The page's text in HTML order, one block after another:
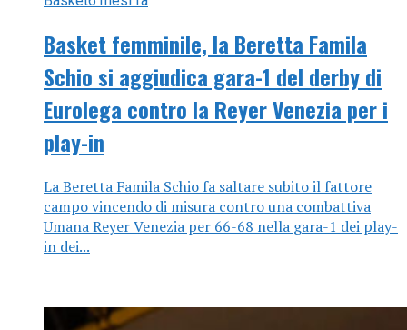
Basket femminile, la Beretta Famila
Schio si aggiudica gara-1 del derby di
Eurolega contro la Reyer Venezia per i
play-in
La Beretta Famila Schio fa saltare subito il fattore
campo vincendo di misura contro una combattiva
Umana Reyer Venezia per 66-68 nella gara-1 dei play-
in dei...